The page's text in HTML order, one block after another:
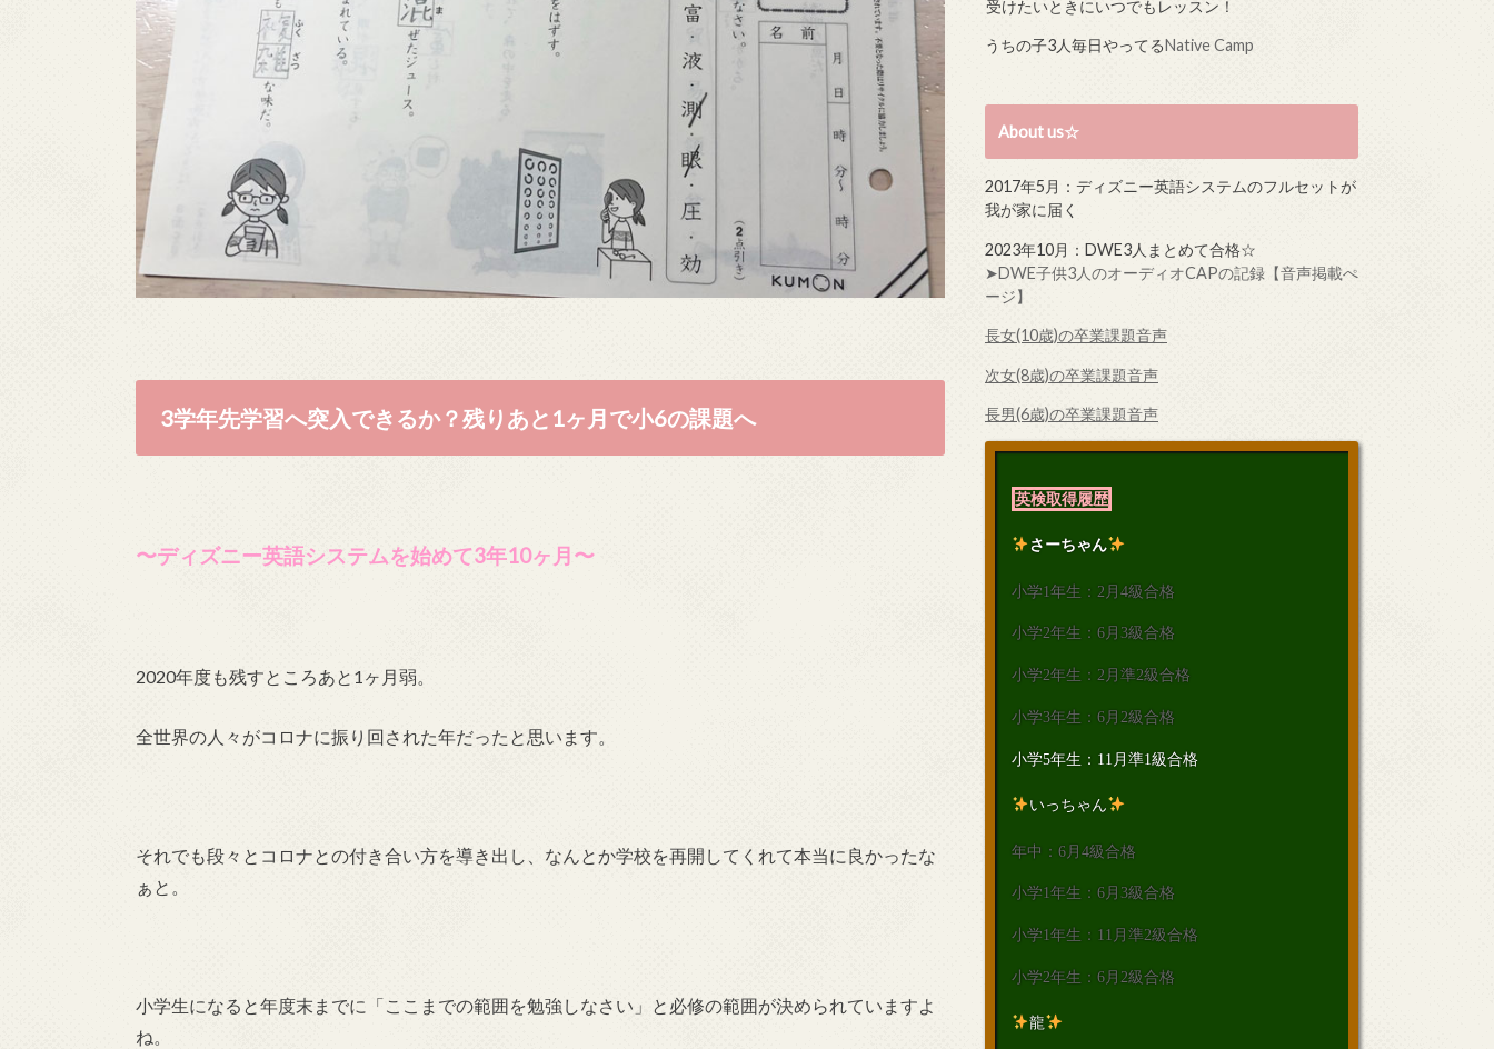
3学年先学習へ突入できるか？残りあと1ヶ月で小6の課題へ
〜ディズニー英語システムを始めて3年10ヶ月〜
2020年度も残すところあと1ヶ月弱。
全世界の人々がコロナに振り回された年だったと思います。
それでも段々とコロナとの付き合い方を導き出し、なんとか学校を再開してくれて本当に良かったな
ぁと。
小学生になると年度末までに「ここまでの範囲を勉強しなさい」と必修の範囲が決められていますよ
ね。
受けたいときにいつでもレッスン！
うちの子3人毎日やってるNative Camp
About us☆
2017年5月：ディズニー英語システムのフルセットが
我が家に届く
2023年10月：DWE3人まとめて合格☆
➤DWE子供3人のオーディオCAPの記録【音声掲載ぺ
ージ】
長女(10歳)の卒業課題音声
次女(8歳)の卒業課題音声
長男(6歳)の卒業課題音声
英検取得履歴
さーちゃん
小学1年生：2月4級合格
小学2年生：6月3級合格
小学2年生：2月準2級合格
小学3年生：6月2級合格
小学5年生：11月準1級合格
いっちゃん
年中：6月4級合格
小学1年生：6月3級合格
小学1年生：11月準2級合格
小学2年生：6月2級合格
龍